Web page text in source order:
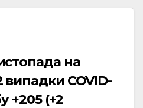
на
COVID-
+205 (+2